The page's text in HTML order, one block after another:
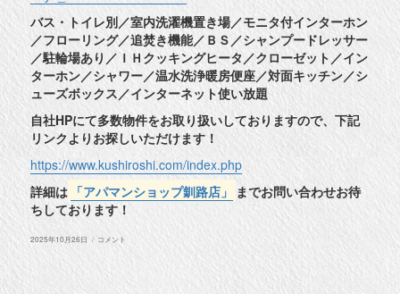
バス・トイレ別／室内洗濯機置き場／モニタ付インターホン
／フローリング／追焚き機能／ＢＳ／シャンプードレッサー
／駐輪場あり／ＩＨクッキングヒータ／クローゼット／イン
ターホン／シャワー／温水洗浄暖房便座／対面キッチン／シ
ューズボックス／インターネット使い放題
自社HPにて多数物件をお取り扱いしておりますので、下記
リンクよりお探しいただけます！
https://www.kushiroshi.com/index.php
詳細は 「アパマンショップ釧路店」
までお問い合わせお待
ちしております！
投
2025年10月26日
◆
コメント